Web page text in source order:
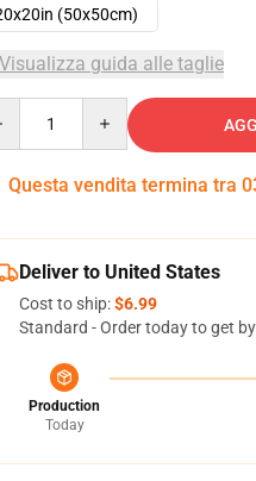
(50x50cm)
Visualizza guida alle taglie
Questa vendita termina tra
Deliver to United States
Cost to ship:$6.99
Standard - Order today to get by
Production
Today